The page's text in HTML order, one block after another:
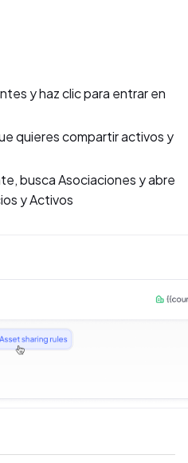
y haz clic para entrar en
quieres compartir activos y
busca Asociaciones y abre
y Activos